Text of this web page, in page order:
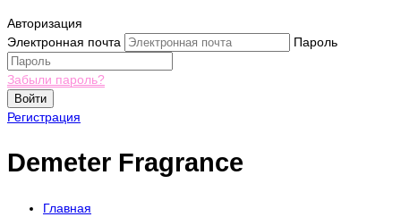
Авторизация
Электронная почта
Пароль
Забыли пароль?
Войти
Регистрация
Demeter Fragrance
Главная